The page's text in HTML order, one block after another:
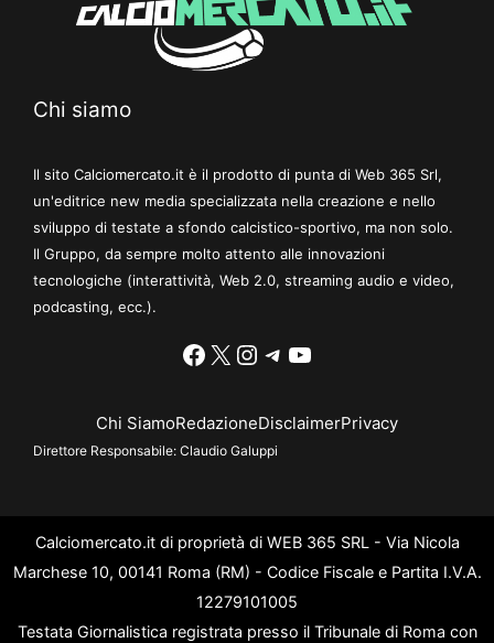
Chi siamo
Il sito Calciomercato.it è il prodotto di punta di Web 365 Srl,
un'editrice new media specializzata nella creazione e nello
sviluppo di testate a sfondo calcistico-sportivo, ma non solo.
Il Gruppo, da sempre molto attento alle innovazioni
tecnologiche (interattività, Web 2.0, streaming audio e video,
podcasting, ecc.).
Facebook
X Instagram
Telegram
YouTube
Chi SiamoRedazioneDisclaimerPrivacy
Direttore Responsabile: Claudio Galuppi
Calciomercato.it di proprietà di WEB 365 SRL - Via Nicola
Marchese 10, 00141 Roma (RM) - Codice Fiscale e Partita I.V.A.
12279101005
Testata Giornalistica registrata presso il Tribunale di Roma con